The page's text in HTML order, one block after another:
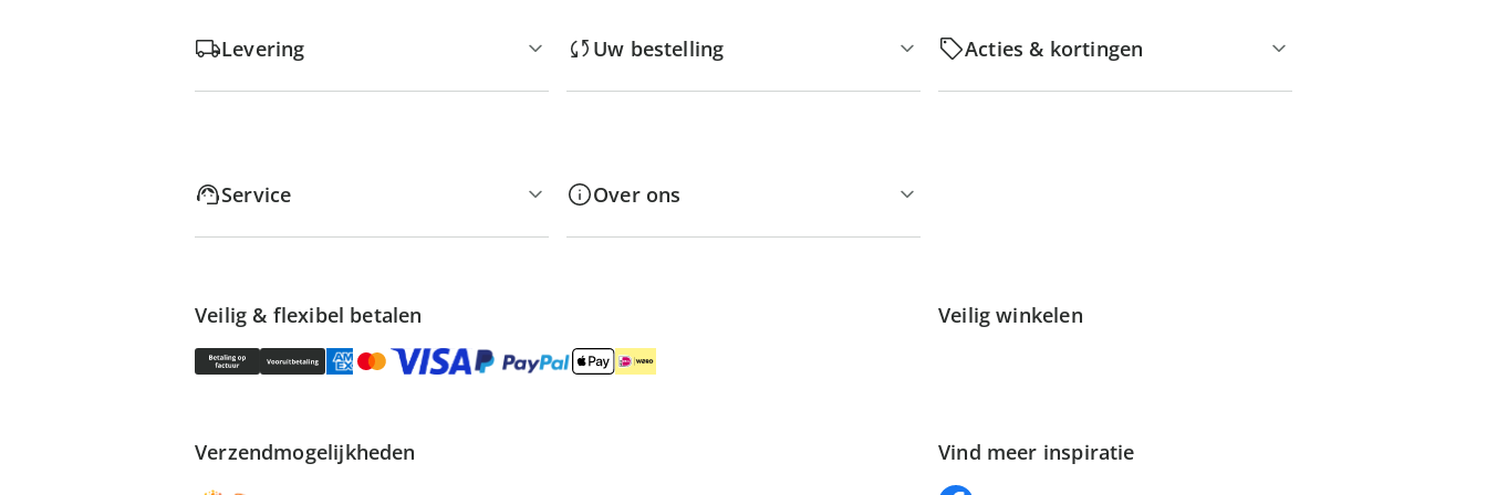
Levering Uw bestelling Acties & kortingen
Service Over ons
Veilig & flexibel betalen Veilig winkelen
Verzendmogelijkheden Vind meer inspiratie